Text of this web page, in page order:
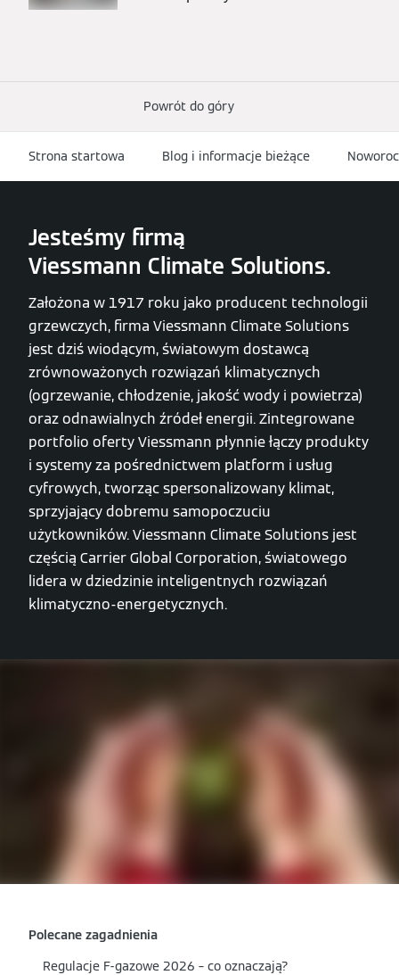
Powrót do góry
Strona startowa Blog i informacje bieżące
Jesteśmy firmą
Viessmann Climate Solutions.
Założona w 1917 roku jako producent technologii
grzewczych, firma Viessmann Climate Solutions
jest dziś wiodącym, światowym dostawcą
zrównoważonych rozwiązań klimatycznych
(ogrzewanie, chłodzenie, jakość wody i powietrza)
oraz odnawialnych źródeł energii. Zintegrowane
portfolio oferty Viessmann płynnie łączy produkty
i systemy za pośrednictwem platform i usług
cyfrowych, tworząc spersonalizowany klimat,
sprzyjający dobremu samopoczuciu
użytkowników. Viessmann Climate Solutions jest
częścią Carrier Global Corporation, światowego
lidera w dziedzinie inteligentnych rozwiązań
klimatyczno-energetycznych.
Polecane zagadnienia
Regulacje F-gazowe 2026 – co oznaczają?